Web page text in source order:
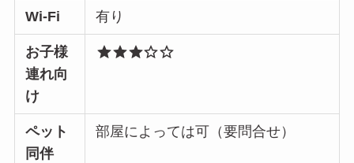
Wi-Fi 有り
お子様
連れ向
け
ペット
同伴
部屋によっては可（要問合せ）